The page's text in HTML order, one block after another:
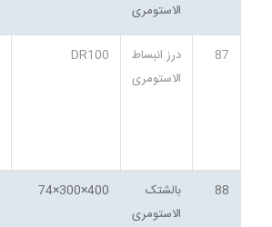
الاستومری
87
درز انبساط
الاستومری
DR100
88
بالشتک
الاستومری
400×300×74